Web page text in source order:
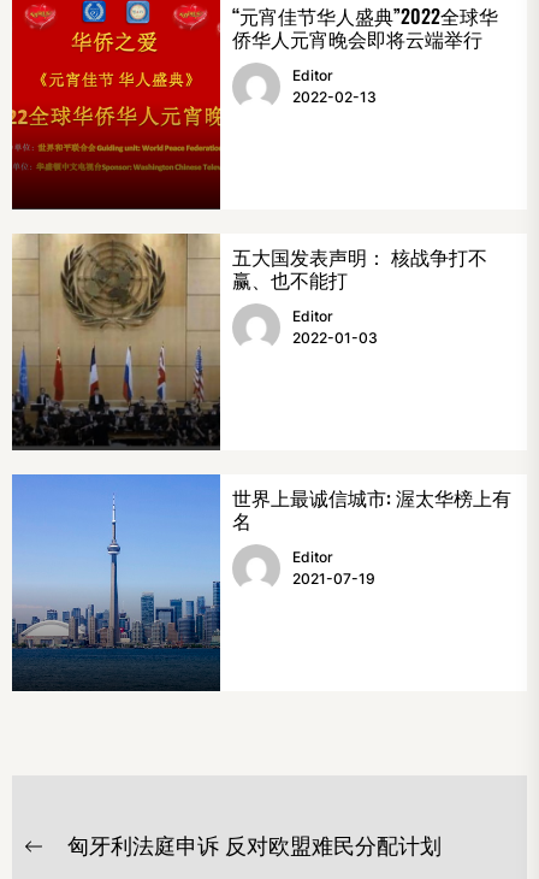
“元宵佳节华人盛典”2022全球华
侨华人元宵晚会即将云端举行
Editor
2022-02-13
五大国发表声明： 核战争打不
赢、也不能打
Editor
2022-01-03
世界上最诚信城市: 渥太华榜上有
名
Editor
2021-07-19
文
章Previous
匈牙利法庭申诉 反对欧盟难民分配计划